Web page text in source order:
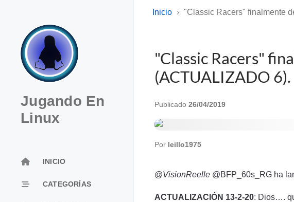
Jugando En
Linux
INICIO
CATEGORÍAS
Inicio "Classic Racers" finalmente
"Classic Racers"
(ACTUALIZADO 6).
Publicado 26/04/2019
Por leillo1975
@VisionReelle @BFP_60s_RG ha
ACTUALIZACIÓN 13-2-20: Dios….